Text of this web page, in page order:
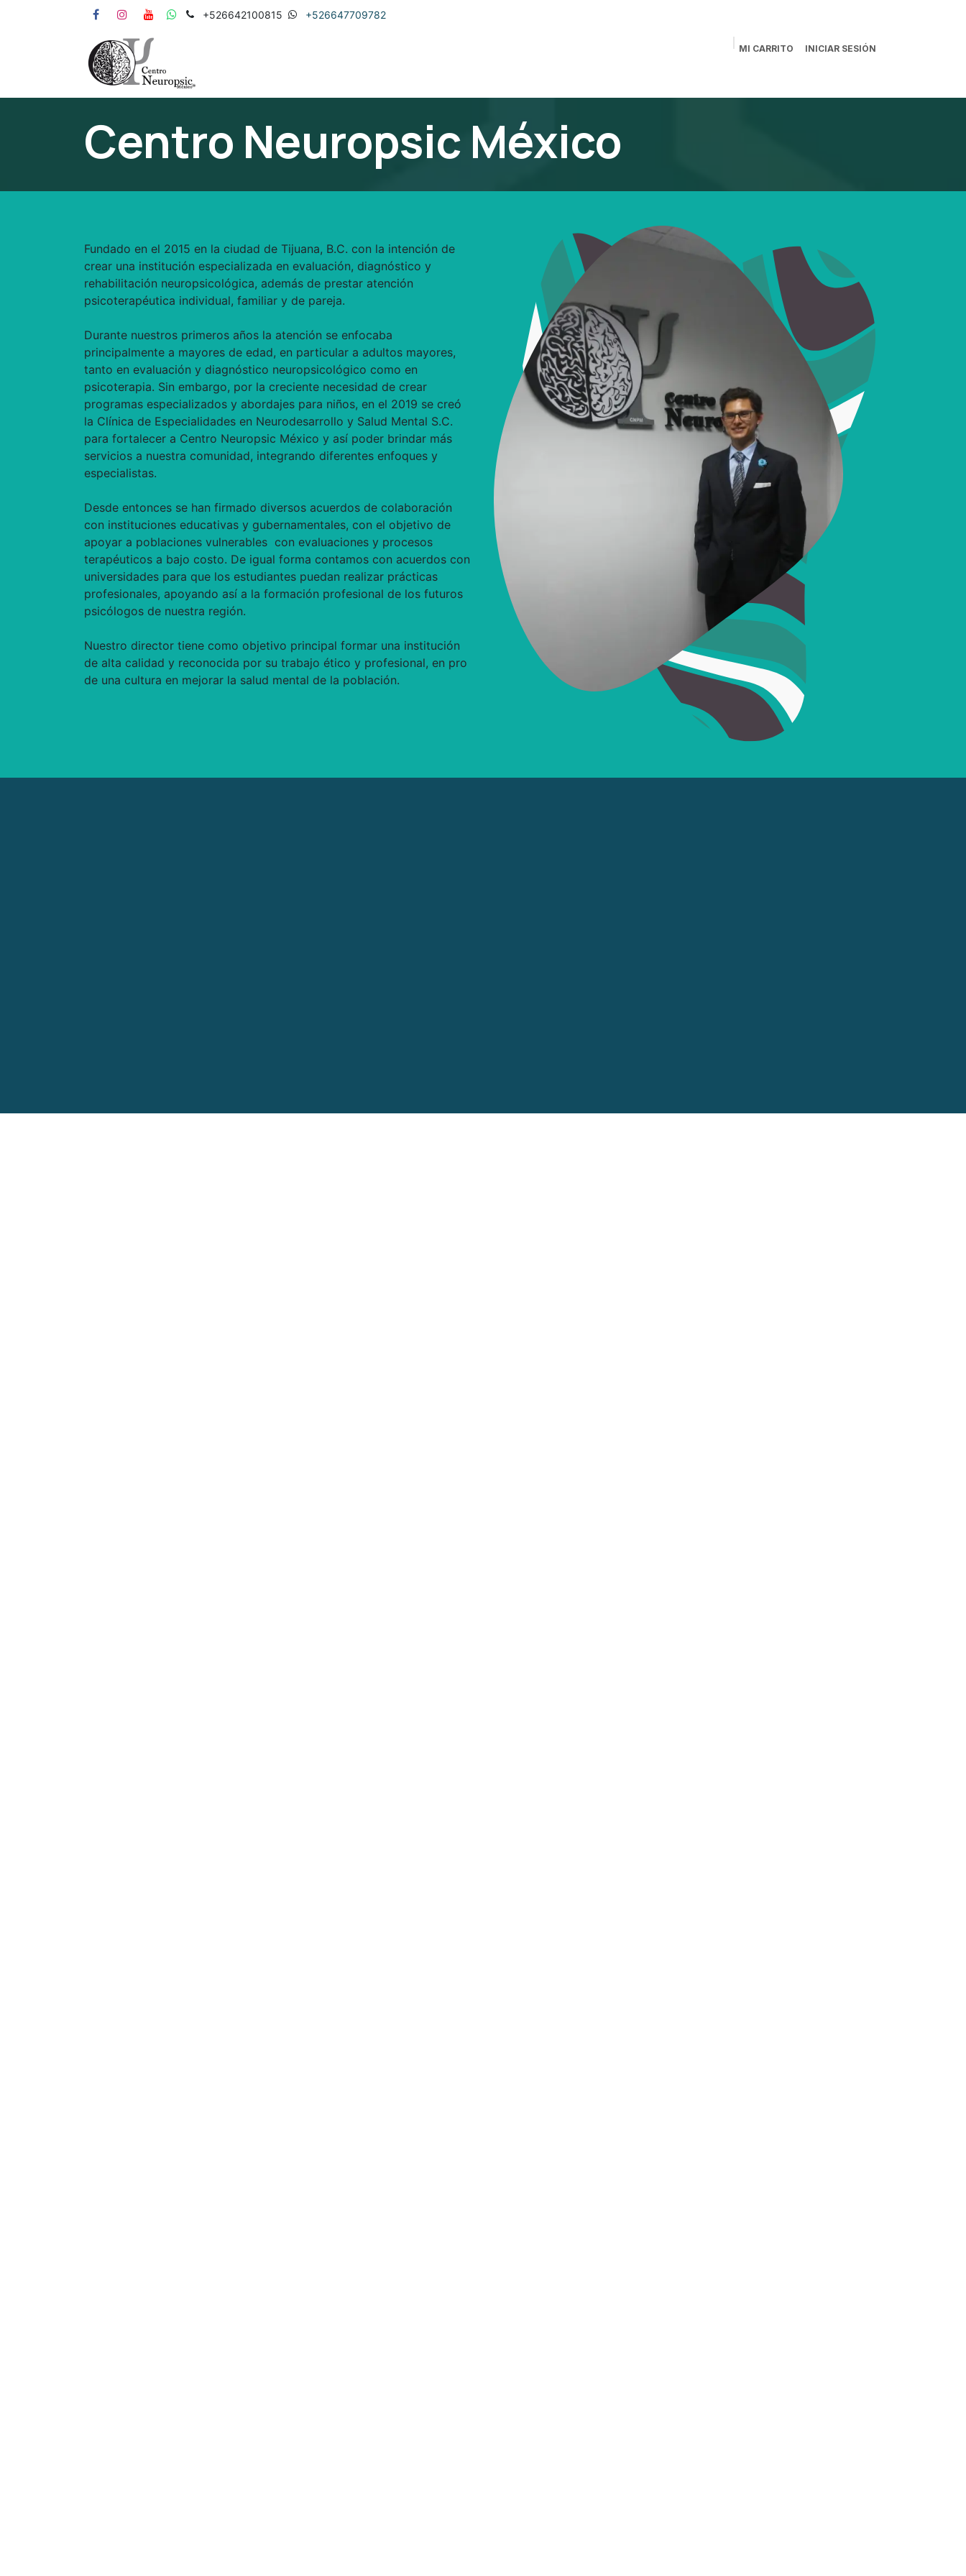
+526642100815 +526647709782
MI CARRITO INICIAR SESIÓN
Centro Neuropsic México
Fundado en el 2015 en la ciudad de Tijuana, B.C. con la intención de
crear una institución especializada en evaluación, diagnóstico y
rehabilitación neuropsicológica, además de prestar atención
psicoterapéutica individual, familiar y de pareja.
Durante nuestros primeros años la atención se enfocaba
principalmente a mayores de edad, en particular a adultos mayores,
tanto en evaluación y diagnóstico neuropsicológico como en
psicoterapia. Sin embargo, por la creciente necesidad de crear
programas especializados y abordajes para niños, en el 2019 se creó
la Clínica de Especialidades en Neurodesarrollo y Salud Mental S.C.
para fortalecer a Centro Neuropsic México y así poder brindar más
servicios a nuestra comunidad, integrando diferentes enfoques y
especialistas.
Desde entonces se han firmado diversos acuerdos de colaboración
con instituciones educativas y gubernamentales, con el objetivo de
apoyar a poblaciones vulnerables con evaluaciones y procesos
terapéuticos a bajo costo. De igual forma contamos con acuerdos con
universidades para que los estudiantes puedan realizar prácticas
profesionales, apoyando así a la formación profesional de los futuros
psicólogos de nuestra región.
Nuestro director tiene como objetivo principal formar una institución
de alta calidad y reconocida por su trabajo ético y profesional, en pro
de una cultura en mejorar la salud mental de la población.